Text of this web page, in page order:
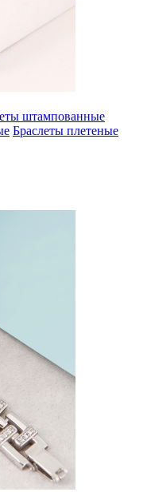
штампованные
Браслеты плетеные